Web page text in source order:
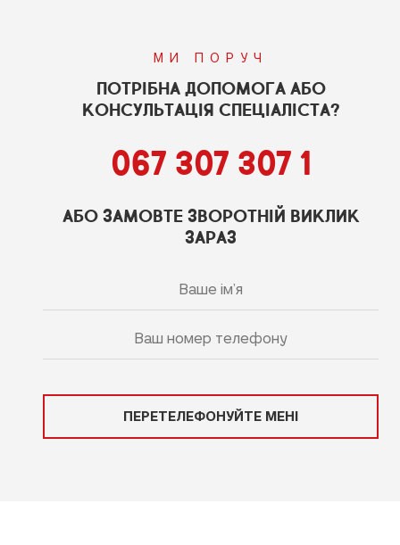
МИ ПОРУЧ
ПОТРІБНА ДОПОМОГА АБО
КОНСУЛЬТАЦІЯ СПЕЦІАЛІСТА?
067 307 307 1
АБО ЗАМОВТЕ ЗВОРОТНІЙ ВИКЛИК
ЗАРАЗ
ПЕРЕТЕЛЕФОНУЙТЕ МЕНІ